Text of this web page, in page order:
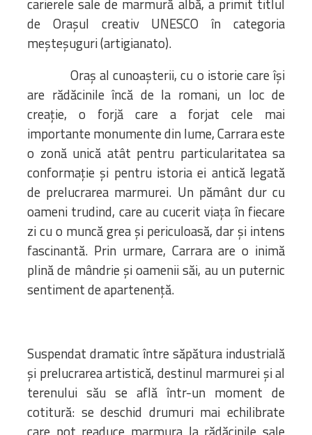
carierele sale de marmură albă, a primit titlul
de Orașul creativ UNESCO în categoria
meșteșuguri (artigianato).
Oraș al cunoașterii, cu o istorie care își
are rădăcinile încă de la romani, un loc de
creație, o forjă care a forjat cele mai
importante monumente din lume, Carrara este
o zonă unică atât pentru particularitatea sa
conformație și pentru istoria ei antică legată
de prelucrarea marmurei. Un pământ dur cu
oameni trudind, care au cucerit viața în fiecare
zi cu o muncă grea și periculoasă, dar și intens
fascinantă. Prin urmare, Carrara are o inimă
plină de mândrie și oamenii săi, au un puternic
sentiment de apartenență.
Suspendat dramatic între săpătura industrială
și prelucrarea artistică, destinul marmurei și al
terenului său se află într-un moment de
cotitură: se deschid drumuri mai echilibrate